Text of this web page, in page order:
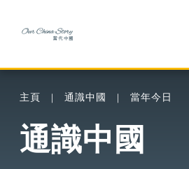
主頁 通識中國 當年今日
通識中國